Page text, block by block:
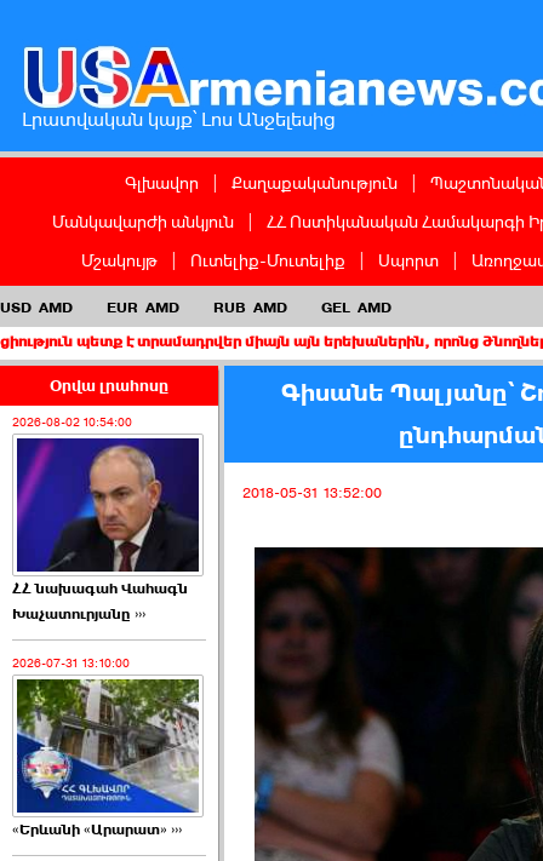
Լրատվական կայք՝ Լոս Անջելեսից
Գլխավոր Քաղաքականություն
Մանկավարժի անկյուն
ՀՀ Ոստիկանական Համակարգի
Մշակույթ
Ուտելիք-Մուտելիք Սպորտ
USD AMD EUR AMD RUB AMD GEL AMD
է տրամադրվեր միայն այն երեխաներին, որոնց ծնողներից
Օրվա լրահոսը
2026-08-02 10:54:00
ՀՀ նախագահ Վահագն
Խաչատուրյանը ›››
2026-07-31 13:10:00
«Երևանի «Արարատ» ›››
Գիսանե Պալյանը՝
2018-05-31 13:52:00